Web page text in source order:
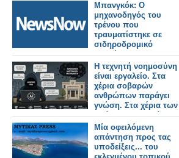
Μπανγκόκ: Ο
μηχανοδηγός του
τρένου που
τραυματίστηκε σε
σιδηροδρομικό
δυστύχημα
ομολόγησε ότι έκανε
χρήση ναρκωτικών.
Η τεχνητή νοημοσύνη
είναι εργαλείο. Στα
χέρια σοβαρών
ανθρώπων παράγει
γνώση. Στα χέρια των
ασόβαρων, παράγει
απλώς γυαλισμένη
ανοησία.
Μία οφειλόμενη
απάντηση προς τας
υποδείξεις... του